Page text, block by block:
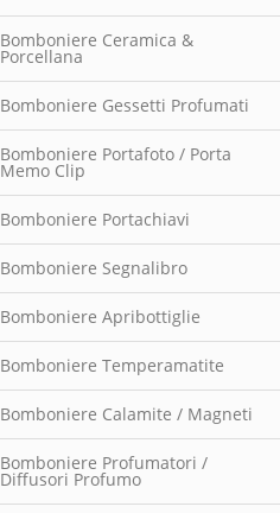
Bomboniere Ceramica &
Porcellana
Bomboniere Gessetti Profumati
Bomboniere Portafoto / Porta
Memo Clip
Bomboniere Portachiavi
Bomboniere Segnalibro
Bomboniere Apribottiglie
Bomboniere Temperamatite
Bomboniere Calamite / Magneti
Bomboniere Profumatori /
Diffusori Profumo